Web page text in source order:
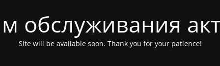
обслуживания
Site will be available soon. Thank you for your patience!